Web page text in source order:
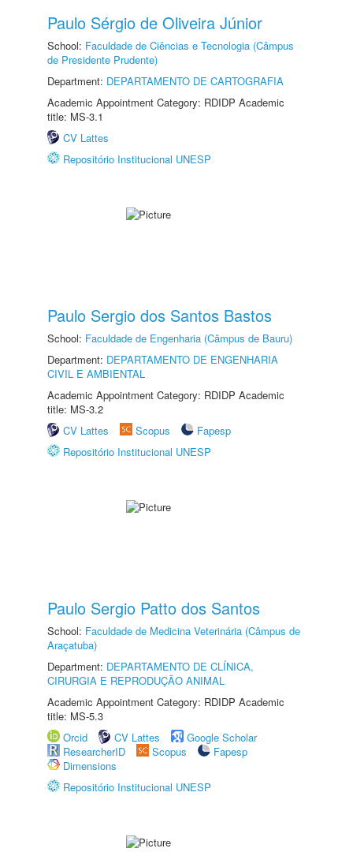
Paulo Sérgio de Oliveira Júnior
School: Faculdade de Ciências e Tecnologia (Câmpus
de Presidente Prudente)
Department: DEPARTAMENTO DE CARTOGRAFIA
Academic Appointment Category: RDIDP Academic
title: MS-3.1
CV Lattes
Repositório Institucional UNESP
Paulo Sergio dos Santos Bastos
School: Faculdade de Engenharia (Câmpus de Bauru)
Department: DEPARTAMENTO DE ENGENHARIA
CIVIL E AMBIENTAL
Academic Appointment Category: RDIDP Academic
title: MS-3.2
CV Lattes
Scopus
Fapesp
Repositório Institucional UNESP
Paulo Sergio Patto dos Santos
School: Faculdade de Medicina Veterinária (Câmpus de
Araçatuba)
Department: DEPARTAMENTO DE CLÍNICA,
CIRURGIA E REPRODUÇÃO ANIMAL
Academic Appointment Category: RDIDP Academic
title: MS-5.3
Orcid
CV Lattes
Google Scholar
ResearcherID
Scopus
Fapesp
Dimensions
Repositório Institucional UNESP